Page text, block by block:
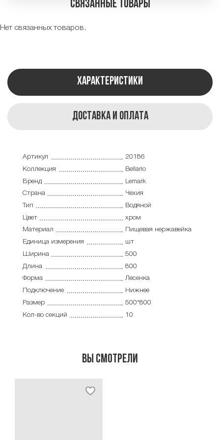
Связанные товары
Нет связанных товаров.
Характеристики
Доставка и оплата
Артикул
20186
Коллекция
Bellario
Бренд
Lemark
Страна
Чехия
Тип
Водяной
Цвет
хром
Материал
Пищевая нержавейка
Единица измерения
шт
Ширина
500
Длина
800
Форма
Лесенка
Подключение
Нижнее
Размер
500*800
Кол-во секций
10
Вы смотрели